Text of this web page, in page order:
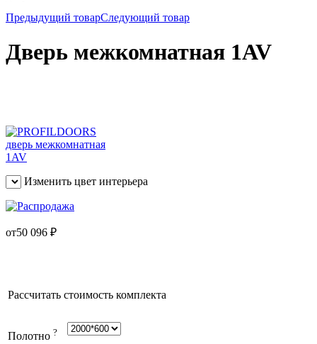
Предыдущий товарСледующий товар
Дверь межкомнатная 1AV
Изменить цвет интерьера
от50 096 ₽
Рассчитать стоимость комплекта
Полотно ?